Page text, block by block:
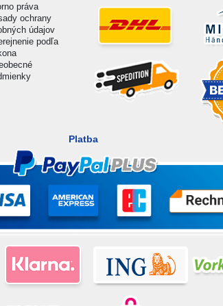
práva
ochrany
údajov
podľa
Platba